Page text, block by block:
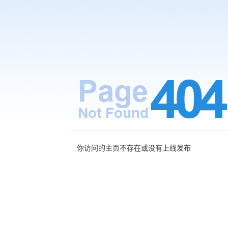
你访问的主页不存在或没有上线发布